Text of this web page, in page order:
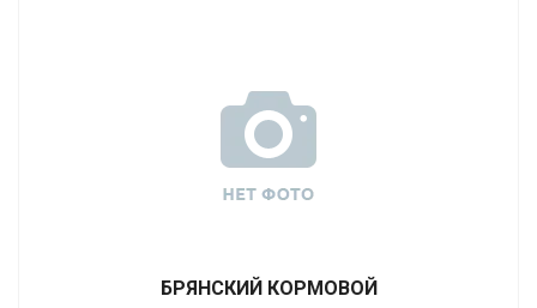
БРЯНСКИЙ КОРМОВОЙ